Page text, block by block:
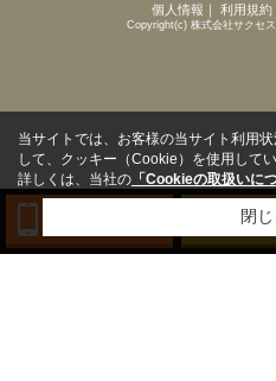
個人情報 ｜ 利用規約
Copyright(c) 株式会社サクセ
来
当サイトでは、お客様の当サイト利用
して、クッキー（Cookie）を使用してい
詳しくは、当社の 「Cookieの取扱いに
閉じ